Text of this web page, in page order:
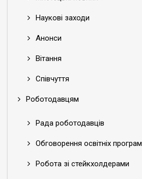
Наукові заходи
Анонси
Вітання
Співчуття
Роботодавцям
Рада роботодавців
Обговорення освітніх програм
Робота зі стейкхолдерами